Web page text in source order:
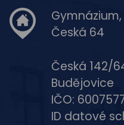
Česká 64
Česká 142/
Budějovice
IČO:
ID datové